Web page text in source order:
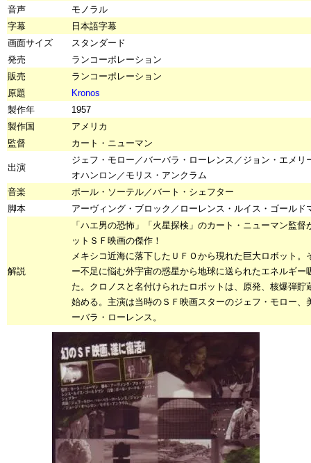
音声
モノラル
字幕
日本語字幕
画面サイズ
スタンダード
発売
ランコーポレーション
販売
ランコーポレーション
原題
Kronos
製作年
1957
製作国
アメリカ
監督
カート・ニューマン
出演
ジェフ・モロー／バーバラ・ローレンス／ジョン・エメリ
オハンロン／モリス・アンクラム
音楽
ポール・ソーテル／バート・シェフター
脚本
アーヴィング・ブロック／ローレンス・ルイス・ゴールド
解説
「ハエ男の恐怖」「火星探検」のカート・ニューマン監督
ットＳＦ映画の傑作！
メキシコ近海に落下したＵＦＯから現れた巨大ロボット。
ー不足に悩む外宇宙の惑星から地球に送られたエネルギー
た。クロノスと名付けられたロボットは、原発、核爆弾貯
始める。主演は当時のＳＦ映画スターのジェフ・モロー、
ーバラ・ローレンス。